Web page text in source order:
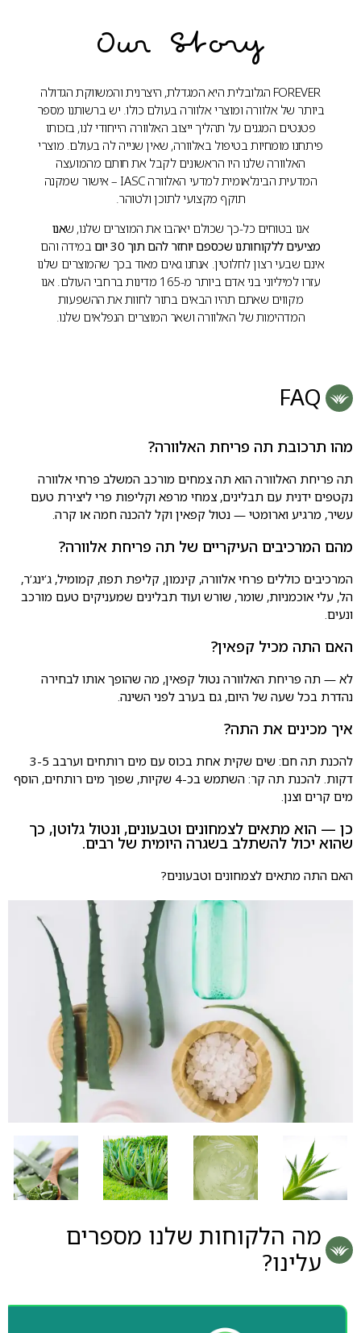
Our Story
FOREVER הגלובלית היא המגדלת, היצרנית והמשווקת הגדולה
ביותר של אלוורה ומוצרי אלוורה בעולם כולו. יש ברשותנו מספר
פטנטים המגנים על תהליך ייצוב האלוורה הייחודי לנו, בזכותו
פיתחנו מומחיות בטיפול באלוורה, שאין שנייה לה בעולם. מוצרי
האלוורה שלנו היו הראשונים לקבל את חותם מהמועצה
המדעית הבינלאומית למדעי האלוורה IASC – אישור שמקנה
תוקף מקצועי לתוכן ולטוהר.
אנו בטוחים כל-כך שכולם יאהבו את המוצרים שלנו, שאנו
מציעים ללקוחותנו שכספם יוחזר להם תוך 30 יום
במידה והם
אינם שבעי רצון לחלוטין. אנחנו גאים מאוד בכך שהמוצרים שלנו
עזרו למיליוני בני אדם ביותר מ-165 מדינות ברחבי העולם. אנו
מקווים שאתם תהיו הבאים בתור לחוות את ההשפעות
המדהימות של האלוורה ושאר המוצרים הנפלאים שלנו.
FAQ
מהו תרכובת תה פריחת האלוורה?
תה פריחת האלוורה הוא תה צמחים מורכב המשלב פרחי אלוורה
נקטפים ידנית עם תבלינים, צמחי מרפא וקליפות פרי ליצירת טעם
עשיר, מרגיע וארומטי — נטול קפאין וקל להכנה חמה או קרה.
מהם המרכיבים העיקריים של תה פריחת אלוורה?
המרכיבים כוללים פרחי אלוורה, קינמון, קליפת תפוז, קמומיל, ג’ינג’ר,
הל, עלי אוכמניות, שומר, שורש ועוד תבלינים שמעניקים טעם מורכב
ונעים.
האם התה מכיל קפאין?
לא — תה פריחת האלוורה נטול קפאין, מה שהופך אותו לבחירה
נהדרת בכל שעה של היום, גם בערב לפני השינה.
איך מכינים את התה?
להכנת תה חם: שים שקית אחת בכוס עם מים רותחים וערבב 3-5
דקות. להכנת תה קר: השתמש בכ-4 שקיות, שפוך מים רותחים, הוסף
מים קרים וצנן.
כן — הוא מתאים לצמחונים וטבעונים, ונטול גלוטן, כך
שהוא יכול להשתלב בשגרה היומית של רבים.
האם התה מתאים לצמחונים וטבעונים?
מה הלקוחות שלנו מספרים
עלינו?